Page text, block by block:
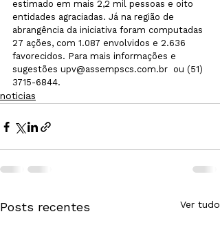
estimado em mais 2,2 mil pessoas e oito
entidades agraciadas. Já na região de
abrangência da iniciativa foram computadas
27 ações, com 1.087 envolvidos e 2.636
favorecidos. Para mais informações e
sugestões upv@assempscs.com.br  ou (51)
3715-6844.
noticias
Posts recentes Ver tudo